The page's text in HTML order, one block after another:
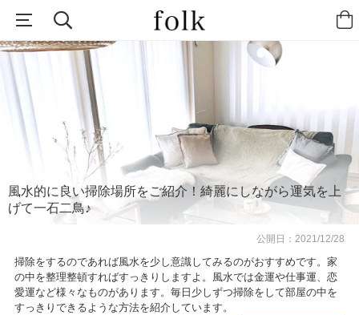
風水的に良い掃除場所をご紹介！綺麗にしながら運気を上
げて一石二鳥♪
公開日：2021/12/28
掃除をするのであれば風水を少し意識してみるのがおすすめです。家
の中を整理整頓すればすっきりしますよ。風水では金運や仕事運、恋
愛運など様々なものがあります。毎日少しずつ掃除をして部屋の中を
すっきりできるような方法を紹介しています。